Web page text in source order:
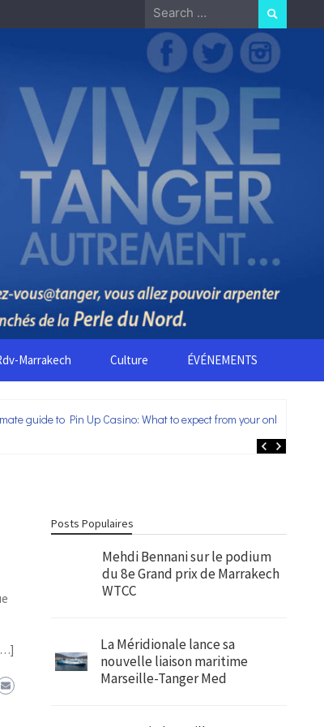
Search
for:
Marrakech Culture ÉVÉNEMENTS
guide to Pin Up Casino: What to expect from your online
Posts Populaires
Mehdi Bennani sur le podium
du 8e Grand prix de Marrakech
WTCC
La Méridionale lance sa
nouvelle liaison maritime
Marseille-Tanger Med